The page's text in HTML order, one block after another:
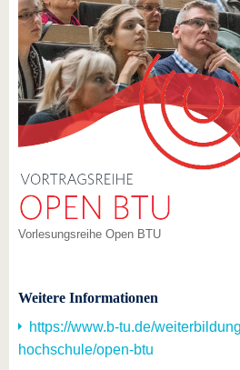
Vorlesungsreihe Open BTU
Weitere Informationen
https://www.b-tu.de/
hochschule/open-btu